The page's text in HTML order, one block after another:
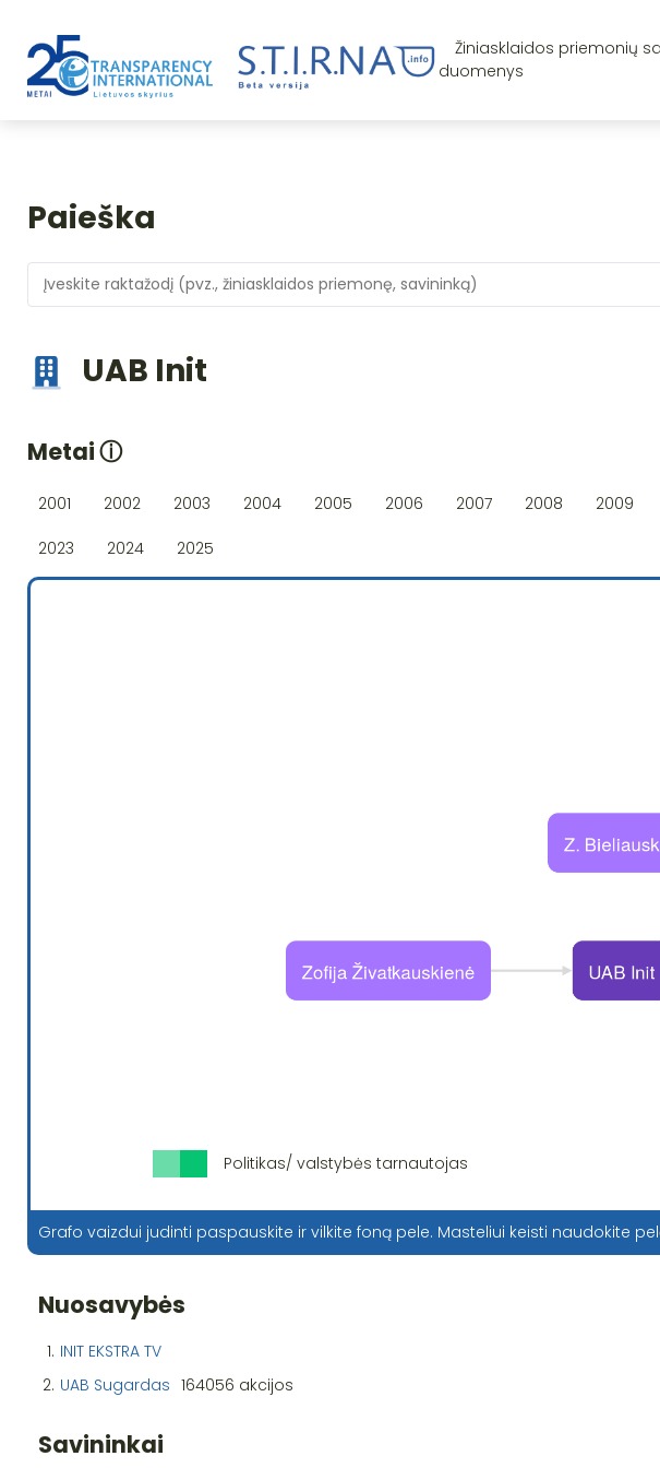
Žiniasklaidos priemonių
duomenys
Paieška
UAB Init
Metaiⓘ
2001 2002 2003 2004 2005 2006 2007 2008 2009
2023 2024 2025
Politikas/ valstybės tarnautojas
Grafo vaizdui judinti paspauskite ir vilkite foną pele. Masteliui keisti naudokite
Nuosavybės
1. INIT EKSTRA TV
2. UAB Sugardas 164056 akcijos
Savininkai